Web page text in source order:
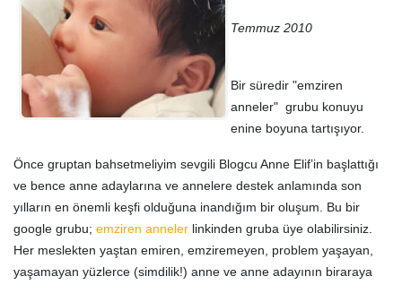
Temmuz 2010
Bir süredir "emziren
anneler" grubu konuyu
enine boyuna tartışıyor.
Önce gruptan bahsetmeliyim sevgili Blogcu Anne Elif’in başlattığı
ve bence anne adaylarına ve annelere destek anlamında son
yılların en önemli keşfi olduğuna inandığım bir oluşum. Bu bir
google grubu; emziren anneler linkinden gruba üye olabilirsiniz.
Her meslekten yaştan emiren, emziremeyen, problem yaşayan,
yaşamayan yüzlerce (simdilik!) anne ve anne adayının biraraya